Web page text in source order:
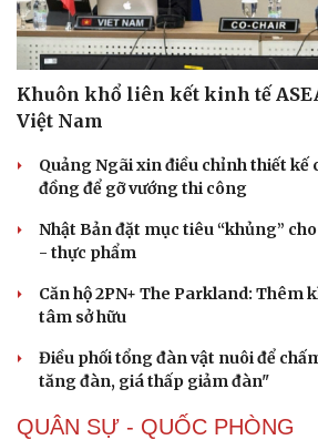
Phòng mạch online
Ăn sạch sống khỏe
Khuôn khổ liên kết kinh tế
Việt Nam
Quảng Ngãi xin điều chỉnh thiết kế
đồng để gỡ vướng thi công
Nhật Bản đặt mục tiêu “khủng”
- thực phẩm
Căn hộ 2PN+ The Parkland: Thêm
tâm sở hữu
Điều phối tổng đàn vật nuôi để
tăng đàn, giá thấp giảm đàn"
QUÂN SỰ - QUỐC PHÒNG